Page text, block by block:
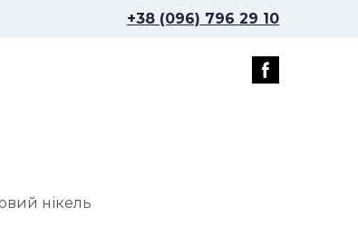
+38 (096) 796 29 10
нікель